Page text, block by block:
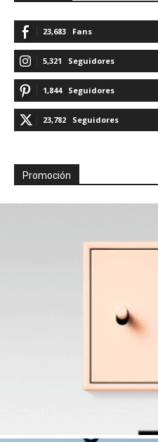
23,683 Fans
5,321 Seguidores
1,844 Seguidores
23,782 Seguidores
Promoción